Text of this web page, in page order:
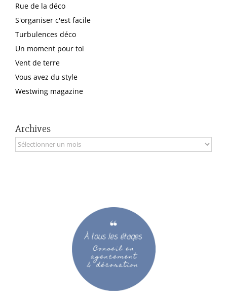
Rue de la déco
S'organiser c'est facile
Turbulences déco
Un moment pour toi
Vent de terre
Vous avez du style
Westwing magazine
Archives
Archives